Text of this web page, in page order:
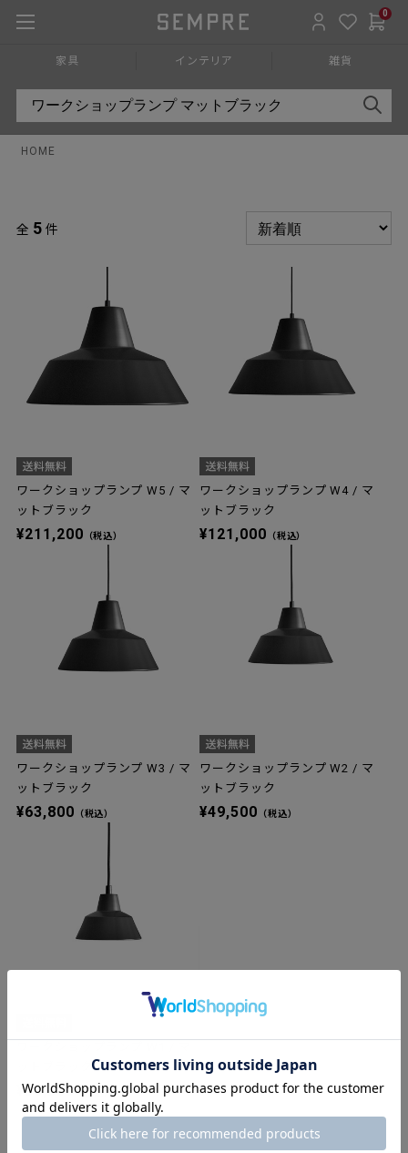
0
家具 インテリア 雑貨
HOME
全 5 件
ワークショップランプ W5 / マ
ットブラック
¥211,200 （税込）
ワークショップランプ W4 / マ
ットブラック
¥121,000 （税込）
ワークショップランプ W3 / マ
ットブラック
¥63,800 （税込）
ワークショップランプ W2 / マ
ットブラック
¥49,500 （税込）
ットブラック
¥36,300（税込）